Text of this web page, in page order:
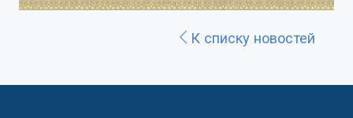
К списку новостей